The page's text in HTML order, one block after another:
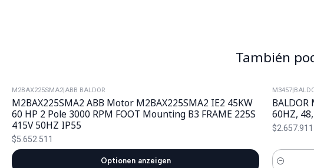
También
M2BAX225SMA2|ABB BALDOR
M2BAX225SMA2 ABB Motor M2BAX225SMA2 IE2 45KW
60 HP 2 Pole 3000 RPM FOOT Mounting B3 FRAME 225S
415V 50HZ IP55
$5.652.511
Optionen anzeigen
M3457|
BALDOR
60HZ,
$2.657.911